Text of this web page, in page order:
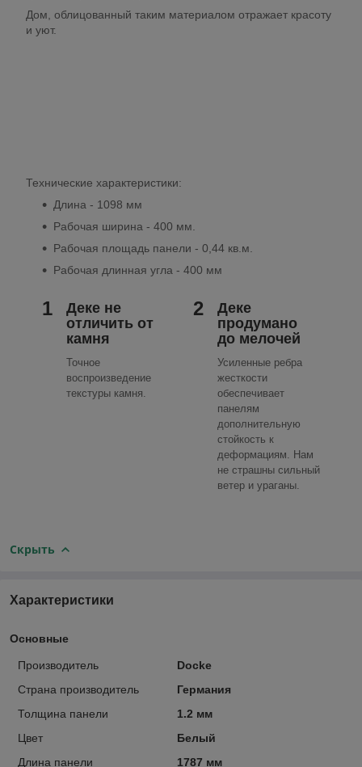
Дом, облицованный таким материалом отражает красоту
и уют.
Технические характеристики:
Длина - 1098 мм
Рабочая ширина - 400 мм.
Рабочая площадь панели - 0,44 кв.м.
Рабочая длинная угла - 400 мм
1
Деке не
отличить от
камня
Точное
воспроизведение
текстуры камня.
2
Деке
продумано
до мелочей
Усиленные ребра
жесткости
обеспечивает
панелям
дополнительную
стойкость к
деформациям. Нам
не страшны сильный
ветер и ураганы.
Скрыть
Характеристики
Основные
Производитель
Docke
Страна производитель
Германия
Толщина панели
1.2 мм
Цвет
Белый
Длина панели
1787 мм